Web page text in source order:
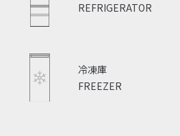
REFRIGERATOR
FREEZER
冷凍庫